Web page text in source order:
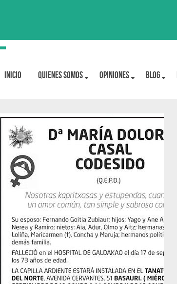
Toggle
Inicio Quienes Somos OPINIONES BLOG